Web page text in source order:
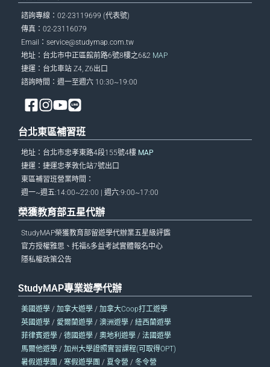
諮詢專線：02-23119699 (代表號)
傳真：02-23116079
Email： service@studymap.com.tw
地址：台北市中正區館前路6號8樓之6&2 MAP
捷運：台北車站 Z4, Z6出口
諮詢時間：週一至週六 10:30~19:00
台北東區補習班
地址：台北市忠孝東路4段155號4樓 MAP
捷運：捷運忠孝敦化站7號出口
東區補習班營業時間：
週一~週五:14:00~22:00 | 週六:9:00~17:00
榮獲教育部五星代辦
StudyMAP榮獲教育部留遊學代辦業五星級評鑑
官方授權雅思、托福&多益考試實體報名中心
隱私權政策公告
StudyMAP專業遊學代辦
美國遊學 / 加拿大遊學 / 加拿大Coop打工遊學
英國遊學 / 愛爾蘭遊學 / 澳洲遊學 / 紐西蘭遊學
菲律賓遊學 / 德國遊學 / 奧地利遊學 / 法國遊學
馬爾他遊學 / 加州大學證照實習課程(可取得OPT)
暑假遊學團 / 寒假遊學團 / 夏令營 / 冬令營